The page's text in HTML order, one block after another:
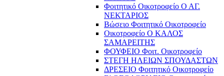
Φοιτητικό Οικοτροφείο Ο ΑΓ.
ΝΕΚΤΑΡΙΟΣ
Βώσειο Φοιτητικό Οικοτροφείο
Οικοτροφείο Ο ΚΑΛΟΣ
ΣΑΜΑΡΕΙΤΗΣ
ΦΟΥΦΕΙΟ Φοιτ. Οικοτροφείο
ΣΤΕΓΗ ΗΛΕΙΩΝ ΣΠΟΥΔΑΣΤΩΝ
ΔΡΕΣΕΙΟ Φοιτητικό Οικοτροφείο